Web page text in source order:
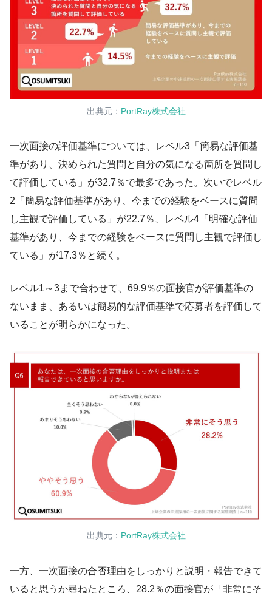
出典元： PortRay株式会社
一次面接の評価基準については、レベル3「簡易な評価基
準があり、決められた質問と自分の気になる箇所を質問し
て評価している」が32.7％で最多であった。次いでレベル
2「簡易な評価基準があり、今までの経験をベースに質問
し主観で評価している」が22.7％、レベル4「明確な評価
基準があり、今までの経験をベースに質問し主観で評価し
ている」が17.3％と続く。
レベル1～3まで合わせて、69.9％の面接官が評価基準の
ないまま、あるいは簡易的な評価基準で応募者を評価して
いることが明らかになった。
出典元： PortRay株式会社
一方、一次面接の合否理由をしっかりと説明・報告できて
いると思うか尋ねたところ、28.2％の面接官が「非常にそ